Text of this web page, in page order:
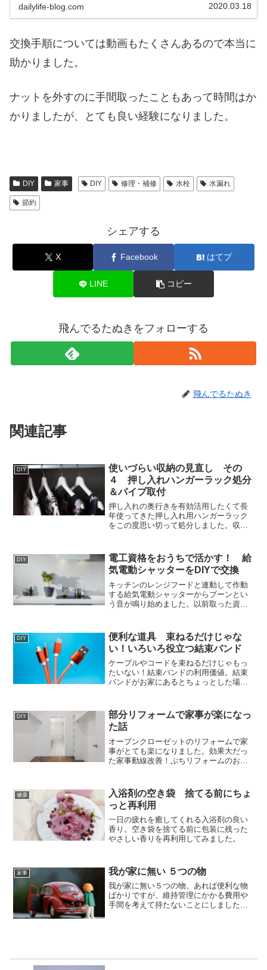
dailylife-blog.com 2020.03.18
交換手順については動画もたくさんあるので本当に
助かりました。
ナットを外すのに手間取ったこともあって時間はか
かりましたが、とても良い経験になりました。
DIY 家事 DIY 修理・補修 水栓 水漏れ
節約
シェアする
X Facebook はてブ
LINE コピー
飛んでるたぬきをフォローする
飛んでるたぬき
関連記事
DIY
使いづらい収納の見直し その
４ 押し入れハンガーラック処分
＆パイプ取付
押し入れの奥行きを有効活用したくて長
年使ってきた押し入れ用ハンガーラック
をこの度思い切って処分しました。収納
DIY
電工資格をおうちで活かす！ 給
気電動シャッターをDIYで交換
キッチンのレンジフードと連動して作動
する給気電動シャッターからブーンとい
う音が鳴り始めました。以前取った資格
DIY
便利な道具 束ねるだけじゃな
い！いろいろ役立つ結束バンド
ケーブルやコードを束ねるだけじゃもっ
たいない！結束バンドの利用価値。結束
バンドがお家にあるとちょっとした場面
ています。
DIY
部分リフォームで家事が楽になっ
た話
オープンクローゼットのリフォームで家
事がとても楽になりました。効果大だっ
た家事動線改善！ぷちリフォームのお話
健康
入浴剤の空き袋 捨てる前にちょ
っと再利用
一日の疲れを癒してくれる入浴剤の良い
香り。空き袋を捨てる前に包装に残った
やさしい香りを再利用してみました。
家事 我が家に無い ５つの物
我が家に無い５つの物。あれば便利な物
ばかりですが、維持管理にかかる費用や
手間を考えて持たないことにしました。